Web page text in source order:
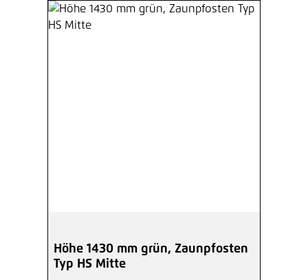
Höhe 1430 mm grün, Zaunpfosten
Typ HS Mitte